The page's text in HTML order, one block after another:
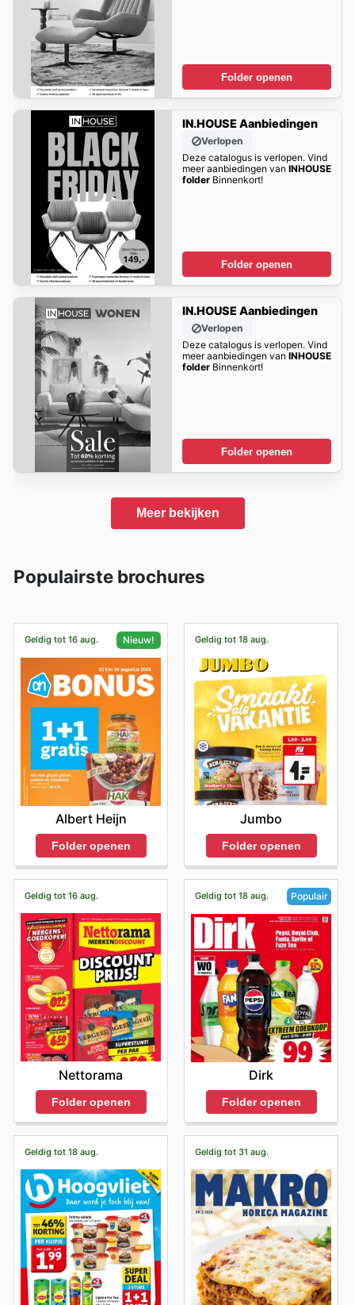
Folder openen
IN.HOUSE Aanbiedingen
Verlopen
Deze catalogus is verlopen. Vind
meer aanbiedingen van INHOUSE
folderBinnenkort!
Folder openen
IN.HOUSE Aanbiedingen
Verlopen
Deze catalogus is verlopen. Vind
meer aanbiedingen van INHOUSE
folderBinnenkort!
Folder openen
Meer bekijken
Populairste brochures
Geldig tot 16 aug. Nieuw!
Albert Heijn
Folder openen
Geldig tot 18 aug.
Jumbo
Folder openen
Geldig tot 16 aug.
Nettorama
Folder openen
Geldig tot 18 aug. Populair
Dirk
Folder openen
Geldig tot 18 aug. Geldig tot 31 aug.